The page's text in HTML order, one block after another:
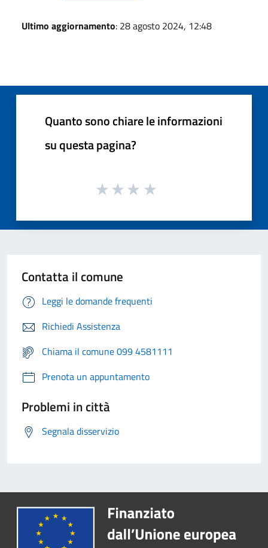
Ultimo aggiornamento: 28 agosto 2024, 12:48
Quanto sono chiare le informazioni
su questa pagina?
Contatta il comune
Leggi le domande frequenti
Richiedi Assistenza
Chiama il comune 099 4581111
Prenota un appuntamento
Problemi in città
Segnala disservizio